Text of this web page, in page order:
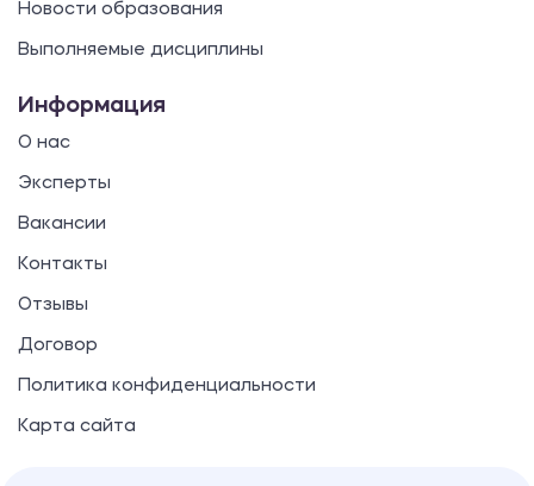
Новости образования
Выполняемые дисциплины
Информация
О нас
Эксперты
Вакансии
Контакты
Отзывы
Договор
Политика конфиденциальности
Карта сайта